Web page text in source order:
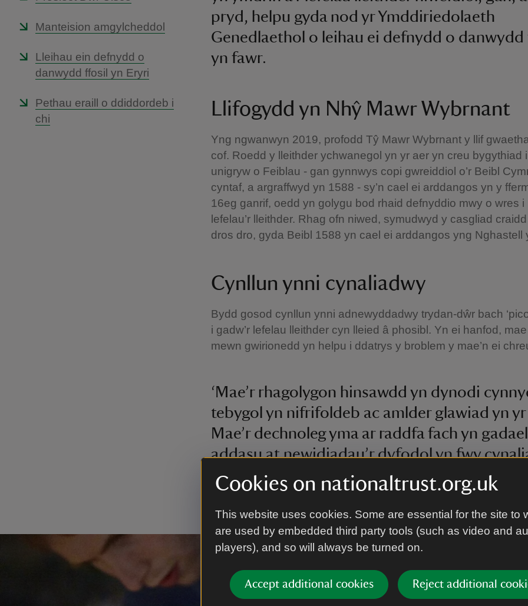
Cookies on nationaltrust.org.uk
This website uses cookies. Some are essential for the site to
are used by embedded third party tools (such as video and
players), and so will always be turned on.
Accept additional cookies Reject additional
Manteision amgylcheddol
Lleihau ein defnydd o
danwydd ffosil yn Eryri
Pethau eraill o ddiddordeb i
chi
pryd, helpu gyda nod yr Ymddiriedolaeth
Genedlaethol o leihau ei defnydd o
yn fawr.
Llifogydd yn Nhŷ Mawr Wybrnant
Yng ngwanwyn 2019, profodd Tŷ Mawr Wybrnant y llif
cof. Roedd y lleithder ychwanegol yn yr aer yn creu bygythiad
unigryw o Feiblau - gan gynnwys copi gwreiddiol o’r Beibl
cyntaf, a argraffwyd yn 1588 - sy’n cael ei arddangos yn y
16eg ganrif, oedd yn golygu bod rhaid defnyddio mwy o wres i
lefelau’r lleithder. Rhag ofn niwed, symudwyd y casgliad
dros dro, gyda Beibl 1588 yn cael ei arddangos yng Nghastell
Cynllun ynni cynaliadwy
Bydd gosod cynllun ynni adnewyddadwy trydan-dŵr bach
i gadw’r lefelau lleithder cyn lleied â phosibl. Yn ei hanfod,
mewn gwirionedd yn helpu i ddatrys y broblem y mae’n ei
‘Mae’r rhagolygon hinsawdd yn dynodi
tebygol yn nifrifoldeb ac amlder glawiad yn
Mae’r dechnoleg yma ar raddfa fach yn
addasu at newidiadau’r dyfodol yn fwy
- Keith Jones, Cynghorydd Newid Hinsawdd i’r